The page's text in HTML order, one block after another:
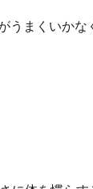
うまくいか